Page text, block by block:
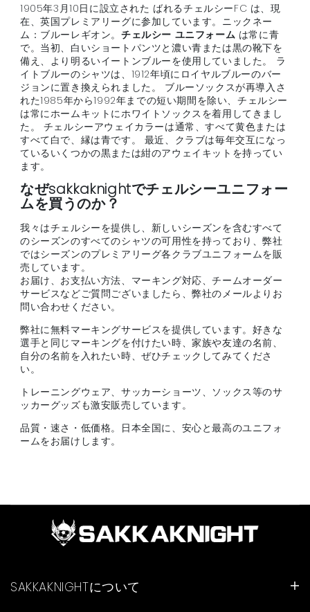
1905年3月10日に設立された ばれるチェルシーFC は、現
在、英国プレミアリーグに参加しています。ニックネー
ム：ブルーレギオン。 チェルシー ユニフォーム は常に青
で。当初、白いショートパンツと濃い青または黒の靴下を
備え、より明るいイートンブルーを使用していました。 ラ
イトブルーのシャツは、1912年頃にロイヤルブルーのバー
ジョンに置き換えられました。 ブルーソックスが再導入さ
れた1985年から1992年までの短い期間を除い、チェルシー
は常にホームキットにホワイトソックスを着用してきまし
た。 チェルシーアウェイカラーは通常、すべて黄色または
すべて白で、縁は青です。 最近、クラブは毎年交互になっ
ているいくつかの黒または紺のアウェイキットを持ってい
ます。
なぜsakkaknightでチェルシーユニフォー
ムを買うのか？
我々はチェルシーを提供し、新しいシーズンを含むすべて
のシーズンのすべてのシャツの可用性を持っており、弊社
ではシーズンのプレミアリーグ各クラブユニフォームを販
売しています。
お届け、お支払い方法、マーキング対応、チームオーダー
サービスなどご質問ございましたら、弊社のメールよりお
問い合わせください。
弊社に無料マーキングサービスを提供しています。好きな
選手と同じマーキングを付けたい時、家族や友達の名前、
自分の名前を入れたい時、ぜひチェックしてみてくださ
い。
トレーニングウェア、サッカーショーツ、ソックス等のサ
ッカーグッズも激安販売しています。
品質・速さ・低価格。日本全国に、安心と最高のユニフォ
ームをお届けします。
SAKKAKNIGHTについて